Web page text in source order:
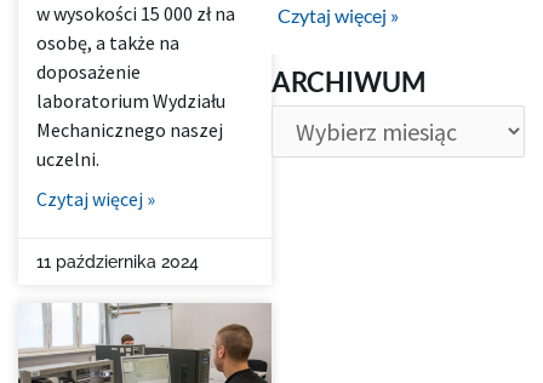
w wysokości 15 000 zł na
osobę, a także na
doposażenie
laboratorium Wydziału
Mechanicznego naszej
uczelni.
Czytaj więcej »
11 października 2024
Czytaj więcej »
ARCHIWUM
ARCHIWUM